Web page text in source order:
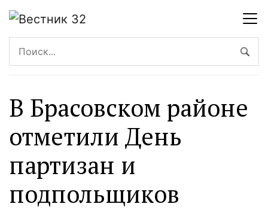
В Брасовском районе
отметили День
партизан и
подпольщиков